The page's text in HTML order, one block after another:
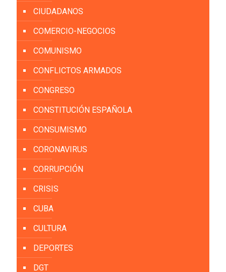
CIUDADANOS
COMERCIO-NEGOCIOS
COMUNISMO
CONFLICTOS ARMADOS
CONGRESO
CONSTITUCIÓN ESPAÑOLA
CONSUMISMO
CORONAVIRUS
CORRUPCIÓN
CRISIS
CUBA
CULTURA
DEPORTES
DGT